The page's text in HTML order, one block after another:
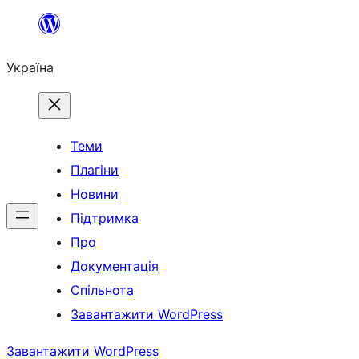
Перейти
вмісту
Україна
Теми
Плагіни
Новини
Підтримка
Про
Документація
Спільнота
Завантажити WordPress
Завантажити WordPress